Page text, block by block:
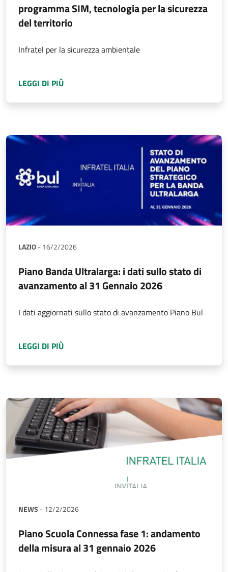
programma SIM, tecnologia per la sicurezza
del territorio
Infratel per la sicurezza ambientale
LEGGI DI PIÙ
LAZIO- 16/2/2026
Piano Banda Ultralarga: i dati sullo stato di
avanzamento al 31 Gennaio 2026
I dati aggiornati sullo stato di avanzamento Piano Bul
LEGGI DI PIÙ
NEWS - 12/2/2026
Piano Scuola Connessa fase 1: andamento
della misura al 31 gennaio 2026